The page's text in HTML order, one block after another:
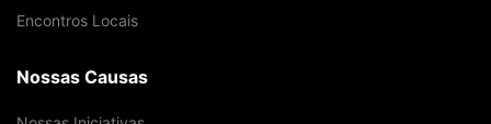
Encontros Locais
Nossas Causas